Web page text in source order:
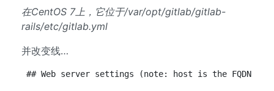
在CentOS 7上，它位于/var/opt/gitlab/gitlab-
rails/etc/gitlab.yml
并改变线…
## Web server settings (note: host is the